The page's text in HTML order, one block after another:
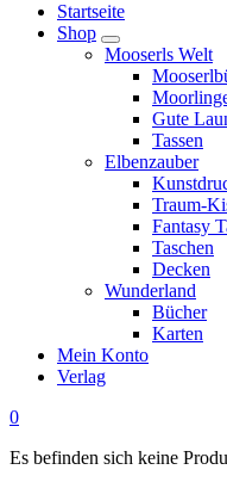
Startseite
Shop
Mooserls Welt
Gute
Tassen
Elbenzauber
Traum-
Fantasy
Taschen
Decken
Wunderland
Bücher
Karten
Mein Konto
Verlag
0
Es befinden sich keine